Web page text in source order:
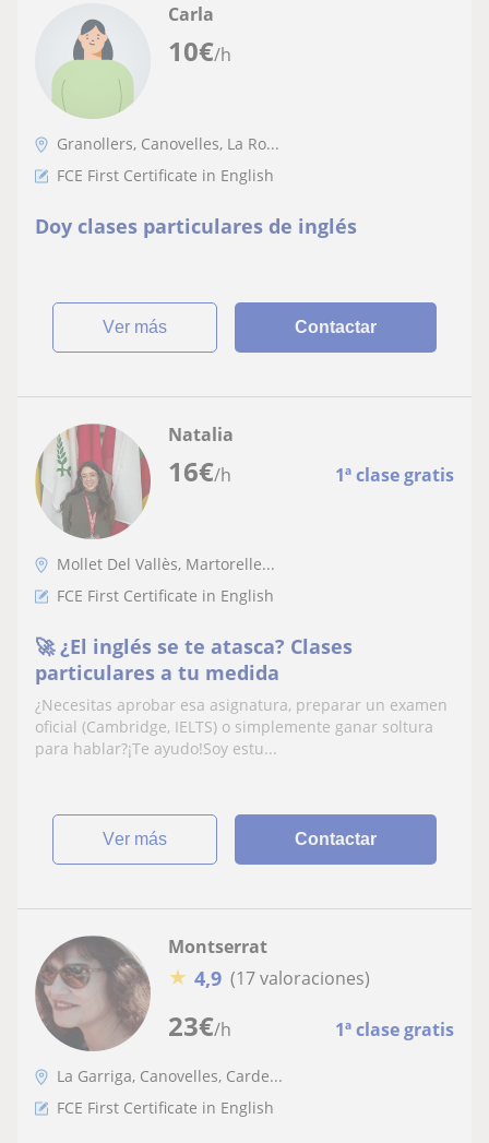
10€/h
Carla
Granollers, Canovelles, La Ro...
FCE First Certificate in English
Doy clases particulares de inglés
ver más Contactar
16€/h 1ª clase gratis
Natalia
Mollet Del Vallès, Martorelle...
FCE First Certificate in English
🚀 ¿El inglés se te atasca? Clases
particulares a tu medida
¿Necesitas aprobar esa asignatura, preparar un examen
oficial (Cambridge, IELTS) o simplemente ganar soltura
para hablar?¡Te ayudo!Soy estu...
ver más Contactar
23€/h 1ª clase gratis
Montserrat
★ 4,9 (17 valoraciones)
La Garriga, Canovelles, Carde...
FCE First Certificate in English